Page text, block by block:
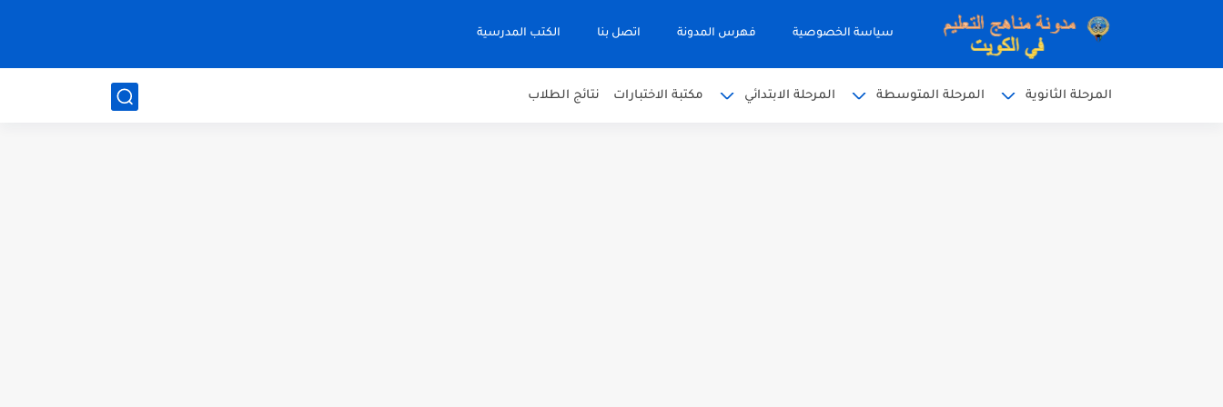
سياسة الخصوصية فهرس المدونة اتصل بنا الكتب المدرسية
المرحلة الثانوية المرحلة المتوسطة المرحلة الابتدائي مكتبة الاختبارات نتائج الطلاب